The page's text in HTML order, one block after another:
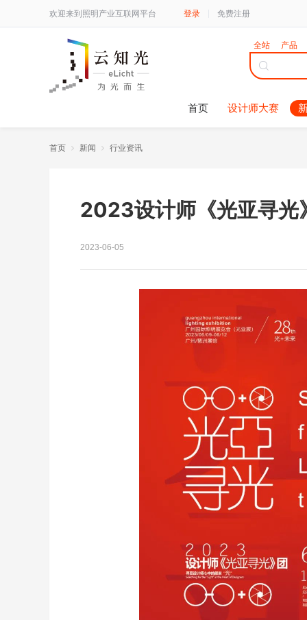
欢迎来到照明产业互联网平台 登录 免费注册
全站 产品
首页 设计师大赛
首页 新闻 行业资讯
2023设计师《光亚寻
2023-06-05